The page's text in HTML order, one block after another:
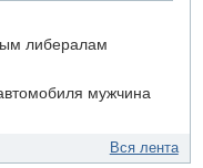
либералам
мужчина
за
Вся лента